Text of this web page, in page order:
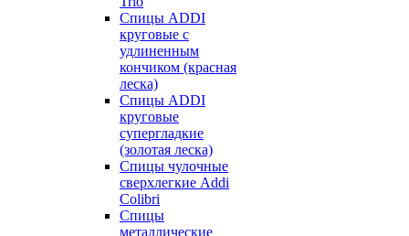
Спицы ADDI
круговые с
удлиненным
кончиком (красная
леска)
Спицы ADDI
круговые
супергладкие
(золотая леска)
Спицы чулочные
сверхлегкие Addi
Colibri
Спицы
металлические